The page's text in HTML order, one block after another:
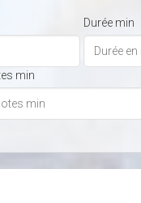
Durée min
min